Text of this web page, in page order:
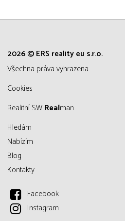
2026 © ERS reality eu s.r.o.
všechna práva vyhrazena
Cookies
Realitní SWRealman
Hledám
Nabízím
Blog
Kontakty
Facebook
Instagram